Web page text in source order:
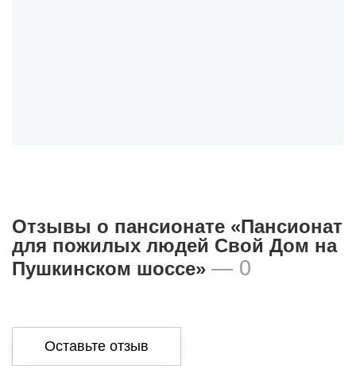
Отзывы о пансионате «Пансионат
для пожилых людей Свой Дом на
Пушкинском шоссе» — 0
Оставьте отзыв